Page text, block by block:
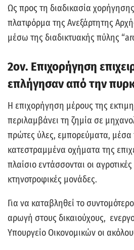
Ως προς τη διαδικασία
πλατφόρμα της Ανεξάρτητης
μέσω της διαδικτυακής πύλης
2ον. Επιχορήγηση
επλήγησαν από την
Η επιχορήγηση μέρους της
περιλαμβάνει τη ζημία σε
πρώτες ύλες, εμπορεύματα,
κατεστραμμένα οχήματα της
πλαίσιο εντάσσονται οι
κτηνοτροφικές μονάδες.
Για να καταβληθεί το
αρωγή στους δικαιούχους,
Υπουργείο Οικονομικών οι